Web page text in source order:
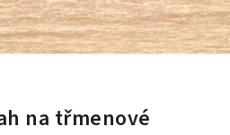
na třmenové